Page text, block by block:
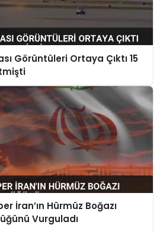
Görüntüleri Ortaya Çıktı 15
İran’ın Hürmüz Boğazı
Vurguladı